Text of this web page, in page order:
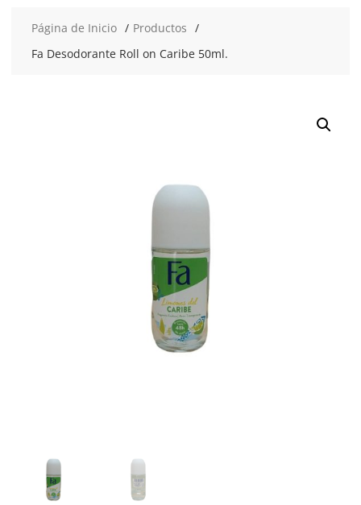
Página de Inicio
Productos
Fa Desodorante Roll on Caribe 50ml.